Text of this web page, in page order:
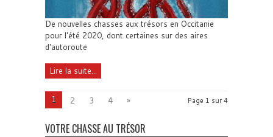
De nouvelles chasses aux trésors en Occitanie
pour l'été 2020, dont certaines sur des aires
d'autoroute
Lire la suite...
Page 1 sur 4
1 2 3 4 »
VOTRE CHASSE AU TRÉSOR